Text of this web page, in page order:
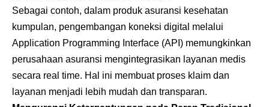
Sebagai contoh, dalam produk asuransi kesehatan
kumpulan, pengembangan koneksi digital melalui
Application Programming Interface (API) memungkinkan
perusahaan asuransi mengintegrasikan layanan medis
secara real time. Hal ini membuat proses klaim dan
layanan menjadi lebih mudah dan transparan.